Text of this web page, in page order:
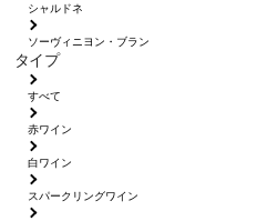
シャルドネ
ソーヴィニヨン・ブラン
タイプ
すべて
赤ワイン
白ワイン
スパークリングワイン